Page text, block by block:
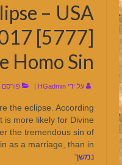
– USA
[5777]
Homo Sin
על ידי HGadmin פורסם
the eclipse. According
is more likely for Divine
the tremendous sin of
as a marriage, than in …
נמשך